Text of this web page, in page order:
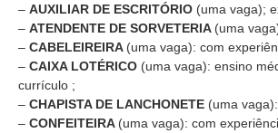
– AUXILIAR DE ESCRITÓRIO (uma vaga);
– ATENDENTE DE SORVETERIA (uma
– CABELEIREIRA (uma vaga): com
– CAIXA LOTÉRICO (uma vaga): ensino
currículo ;
– CHAPISTA DE LANCHONETE (uma
– CONFEITEIRA (uma vaga): com